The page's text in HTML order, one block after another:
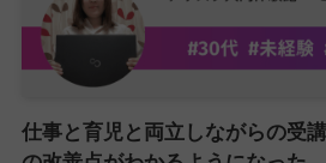
仕事と育児と両立しながらの受